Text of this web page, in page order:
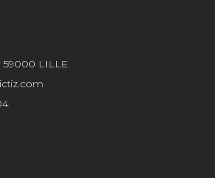
59000 LILLE